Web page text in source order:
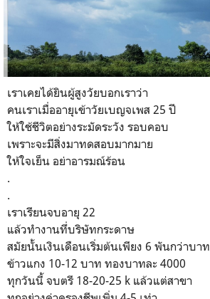
เราเคยได้ยินผู้สูงวัยบอกเราว่า
คนเราเมื่ออายุเข้าวัยเบญจเพส 25 ปี
ให้ใช้ชีวิตอย่างระมัดระวัง รอบคอบ
เพราะจะมีสิ่งมาทดสอบมากมาย
ให้ใจเย็น อย่าอารมณ์ร้อน
.
.
เราเรียนจบอายุ 22
แล้วทำงานทึ่บริษัทกระดาษ
สมัยนั้นเงินเดือนเริ่มต้นเพียง 6 พันกว่าบาท
ข้าวแกง 10-12 บาท ทองบาทละ 4000
ทุกวันนี้ จบตรี 18-20-25 k แล้วแต่สาขา